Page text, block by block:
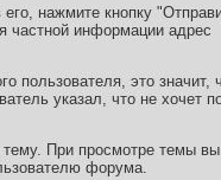
нажмите кнопку
частной информации адрес
пользователя, это значит,
указал, что не хочет
При просмотре темы
форума.